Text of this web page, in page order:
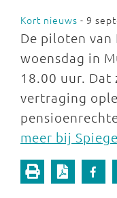
Kort nieuws - 9
De piloten van
woensdag in
18.00 uur. Dat
vertraging
meer bij